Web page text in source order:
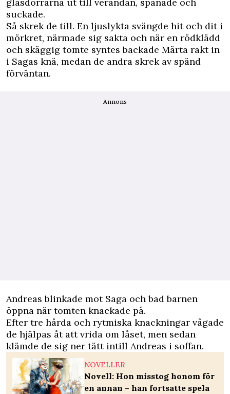
glasdörrarna ut till verandan, spanade och
suckade.
Så skrek de till. En ljuslykta svängde hit och dit i
mörkret, närmade sig sakta och när en rödklädd
och skäggig tomte syntes backade Märta rakt in
i Sagas knä, medan de andra skrek av spänd
förväntan.
Annons
Andreas blinkade mot Saga och bad barnen
öppna när tomten knackade på.
Efter tre hårda och rytmiska knackningar vågade
de hjälpas åt att vrida om låset, men sedan
klämde de sig ner tätt intill Andreas i soffan.
NOVELLER
Novell: Hon misstog honom för
en annan – han fortsatte spela